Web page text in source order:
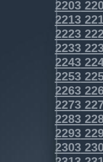
2203
2213
2223
2233
2243
2253
2263
2273
2283
2293
2303